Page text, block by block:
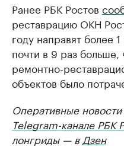
Ранее РБК Ростов
реставрацию ОКН
году направят более
почти в 9 раз больше,
ремонтно-
объектов было
Оперативные
Telegram-канале РБК
лонгриды — в Дзен